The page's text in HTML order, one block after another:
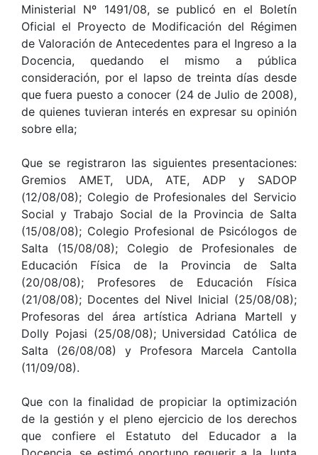
Ministerial Nº 1491/08, se publicó en el Boletín
Oficial el Proyecto de Modificación del Régimen
de Valoración de Antecedentes para el Ingreso a la
Docencia, quedando el mismo a pública
consideración, por el lapso de treinta días desde
que fuera puesto a conocer (24 de Julio de 2008),
de quienes tuvieran interés en expresar su opinión
sobre ella;
Que se registraron las siguientes presentaciones:
Gremios AMET, UDA, ATE, ADP y SADOP
(12/08/08); Colegio de Profesionales del Servicio
Social y Trabajo Social de la Provincia de Salta
(15/08/08); Colegio Profesional de Psicólogos de
Salta (15/08/08); Colegio de Profesionales de
Educación Física de la Provincia de Salta
(20/08/08); Profesores de Educación Física
(21/08/08); Docentes del Nivel Inicial (25/08/08);
Profesoras del área artística Adriana Martell y
Dolly Pojasi (25/08/08); Universidad Católica de
Salta (26/08/08) y Profesora Marcela Cantolla
(11/09/08).
Que con la finalidad de propiciar la optimización
de la gestión y el pleno ejercicio de los derechos
que confiere el Estatuto del Educador a la